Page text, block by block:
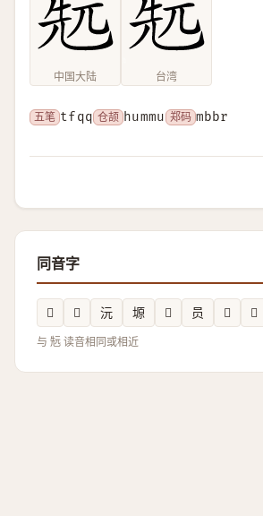
中国大陆 台湾
五笔 tfqq 仓颉 hummu 郑码 mbbr
同音字
𪺒 𪬱 沅 塬 𣺪 员 𫱾 𢗯
与 𠒑 读音相同或相近